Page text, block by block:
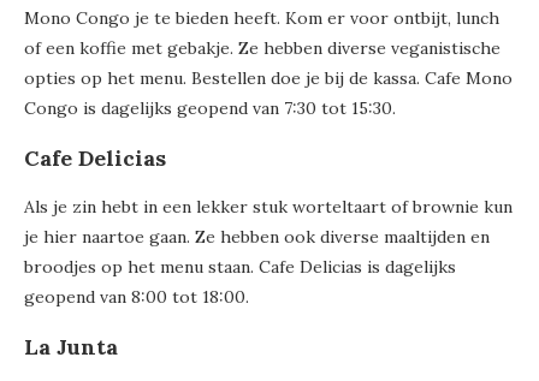
Mono Congo je te bieden heeft. Kom er voor ontbijt, lunch
of een koffie met gebakje. Ze hebben diverse veganistische
opties op het menu. Bestellen doe je bij de kassa. Cafe Mono
Congo is dagelijks geopend van 7:30 tot 15:30.
Cafe Delicias
Als je zin hebt in een lekker stuk worteltaart of brownie kun
je hier naartoe gaan. Ze hebben ook diverse maaltijden en
broodjes op het menu staan. Cafe Delicias is dagelijks
geopend van 8:00 tot 18:00.
La Junta